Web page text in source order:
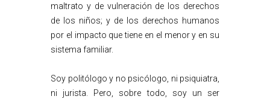
maltrato y de vulneración de los derechos
de los niños; y de los derechos humanos
por el impacto que tiene en el menor y en su
sistema familiar.
Soy politólogo y no psicólogo, ni psiquiatra,
ni jurista. Pero, sobre todo, soy un ser